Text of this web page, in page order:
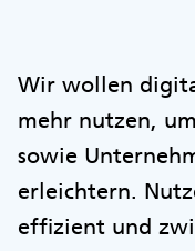
Wir wollen
mehr nutzen,
sowie
erleichtern.
effizient und